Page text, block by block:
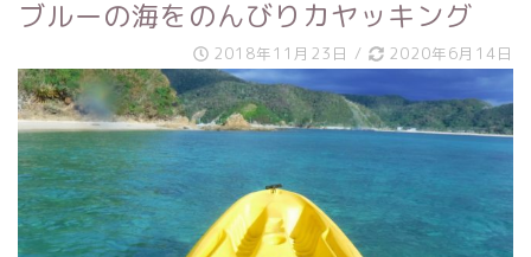
ブルーの海をのんびりカヤッキング
2018年11月23日 / 2020年6月14日